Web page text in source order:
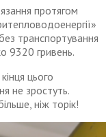
протягом
транспортування
9320 гривень.
цього
не зростуть.
ніж торік!